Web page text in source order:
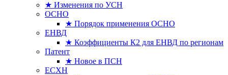
★ Изменения по УСН
ОСНО
★ Порядок применения ОСНО
ЕНВД
★ Коэффициенты К2 для ЕНВД по регионам
Патент
★ Новое в ПСН
ЕСХН